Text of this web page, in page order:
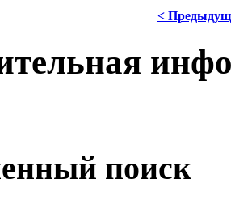
<
поиск